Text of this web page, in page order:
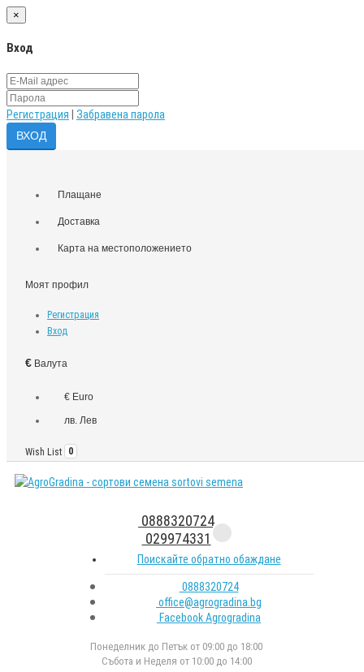
×
Вход
Регистрация Забравена парола
Плащане
Доставка
Карта на местоположението
Моят профил
Регистрация
Вход
€ Валута
€ Euro
лв. Лев
Wish List 0
0888320724
029974331
Поискайте обратно обаждане
0888320724
office@agrogradina.bg
Facebook Agrogradina
Понеделник до Петък от 09:00 до 18:00
Събота и Неделя от 10:00 до 14:00